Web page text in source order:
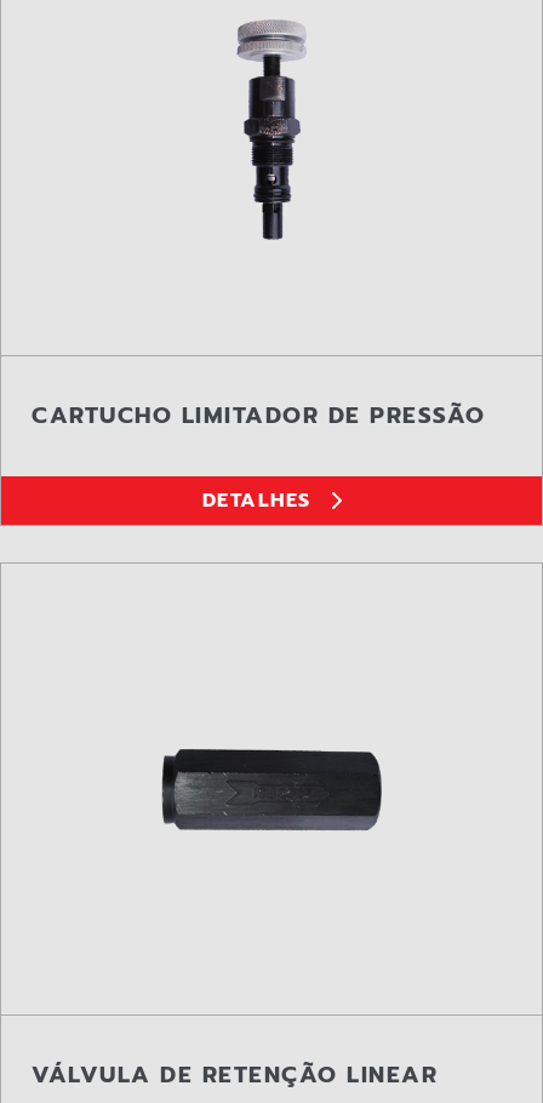
CARTUCHO LIMITADOR DE PRESSÃO
DETALHES
VÁLVULA DE RETENÇÃO LINEAR